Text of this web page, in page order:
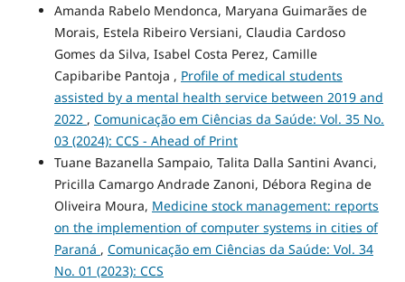
Amanda Rabelo Mendonca, Maryana Guimarães de
Morais, Estela Ribeiro Versiani, Claudia Cardoso
Gomes da Silva, Isabel Costa Perez, Camille
Capibaribe Pantoja , Profile of medical students
assisted by a mental health service between 2019 and
2022 , Comunicação em Ciências da Saúde: Vol. 35 No.
03 (2024): CCS - Ahead of Print
Tuane Bazanella Sampaio, Talita Dalla Santini Avanci,
Pricilla Camargo Andrade Zanoni, Débora Regina de
Oliveira Moura, Medicine stock management: reports
on the implemention of computer systems in cities of
Paraná , Comunicação em Ciências da Saúde: Vol. 34
No. 01 (2023): CCS